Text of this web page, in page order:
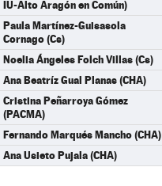
IU-Alto Aragón en Común)
Paula Martínez-Guisasola
Cornago (Cs)
Noelia Ángeles Folch Villas (Cs)
Ana Beatríz Gual Planas (CHA)
Cristina Peñarroya Gómez
(PACMA)
Fernando Marqués Mancho (CHA)
Ana Usieto Pujala (CHA)